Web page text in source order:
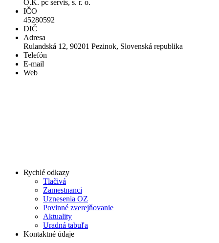
O.K. pc servis, s. r. o.
IČO
45280592
DIČ
Adresa
Rulandská 12, 90201 Pezinok, Slovenská republika
Telefón
E-mail
Web
Rychlé odkazy
Tlačivá
Zamestnanci
Uznesenia OZ
Povinné zverejňovanie
Aktuality
Uradná tabuľa
Kontaktné údaje